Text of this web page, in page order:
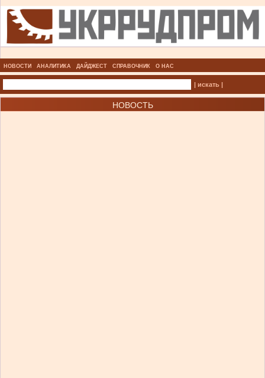
НОВОСТИ АНАЛИТИКА ДАЙДЖЕСТ СПРАВОЧНИК О НАС
| искать |
НОВОСТЬ